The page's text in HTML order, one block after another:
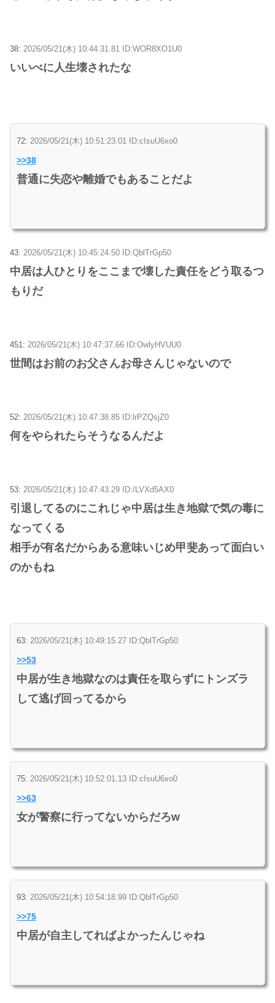
38: 2026/05/21(木) 10:44:31.81 ID:WOR8XO1U0
いいべに人生壊されたな
72: 2026/05/21(木) 10:51:23.01 ID:cIsuU6xo0
>>38
普通に失恋や離婚でもあることだよ
43: 2026/05/21(木) 10:45:24.50 ID:QblTrGp50
中居は人ひとりをここまで壊した責任をどう取るつ
もりだ
451: 2026/05/21(木) 10:47:37.66 ID:OwlyHVUU0
世間はお前のお父さんお母さんじゃないので
52: 2026/05/21(木) 10:47:38.85 ID:lrPZQsjZ0
何をやられたらそうなるんだよ
53: 2026/05/21(木) 10:47:43.29 ID:/LVXd5AX0
引退してるのにこれじゃ中居は生き地獄で気の毒に
なってくる
相手が有名だからある意味いじめ甲斐あって面白い
のかもね
63: 2026/05/21(木) 10:49:15.27 ID:QblTrGp50
>>53
中居が生き地獄なのは責任を取らずにトンズラ
して逃げ回ってるから
75: 2026/05/21(木) 10:52:01.13 ID:cIsuU6xo0
>>63
女が警察に行ってないからだろw
93: 2026/05/21(木) 10:54:18.99 ID:QblTrGp50
>>75
中居が自主してればよかったんじゃね